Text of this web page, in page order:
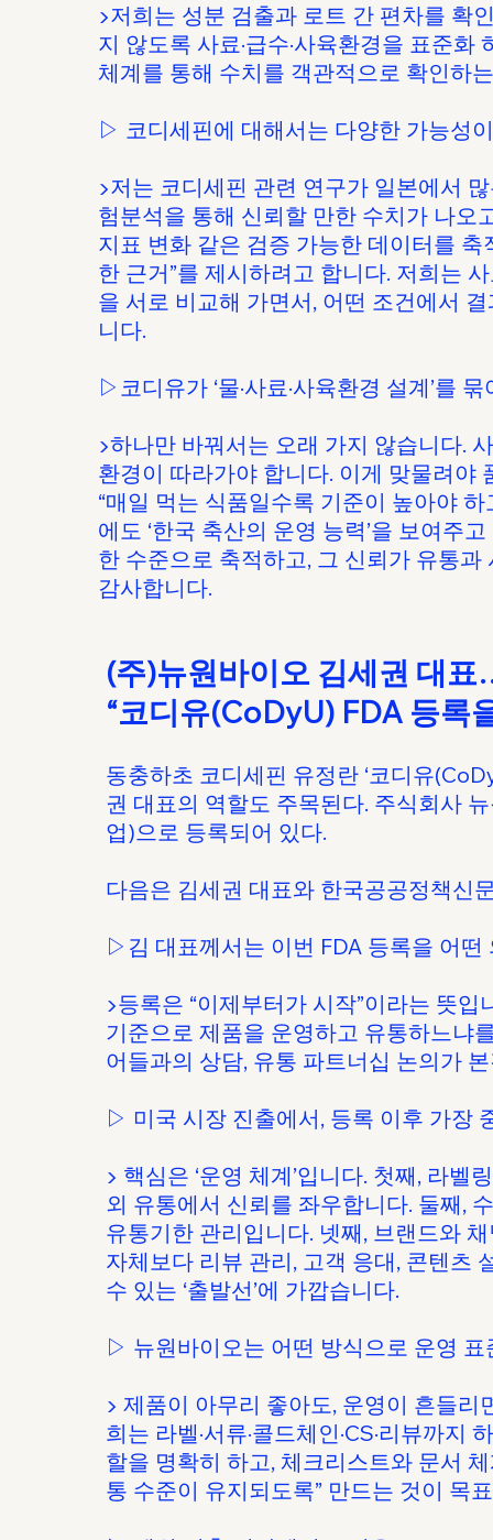
▶저희는 성분 검출과 로트 간 편차를 확
지 않도록 사료·급수·사육환경을 표준
체계를 통해 수치를 객관적으로 확인하
▷ 코디세핀에 대해서는 다양한 가능성
▶저는 코디세핀 관련 연구가 일본에서
험분석을 통해 신뢰할 만한 수치가 나오
지표 변화 같은 검증 가능한 데이터를
한 근거”를 제시하려고 합니다. 저희는
을 서로 비교해 가면서, 어떤 조건에서
니다.
▷코디유가 ‘물·사료·사육환경 설계’를
▶하나만 바꿔서는 오래 가지 않습니다.
환경이 따라가야 합니다. 이게 맞물려야
“매일 먹는 식품일수록 기준이 높아야
에도 ‘한국 축산의 운영 능력’을 보여주
한 수준으로 축적하고, 그 신뢰가 유통
감사합니다.
(주)뉴원바이오 김세권 대
“코디유(CoDyU) FDA 등록
동충하초 코디세핀 유정란 ‘코디유
권 대표의 역할도 주목된다. 주식회사
업)으로 등록되어 있다.
다음은 김세권 대표와 한국공공정책신
▷김 대표께서는 이번 FDA 등록을 어떤
▶등록은 “이제부터가 시작”이라는 뜻
기준으로 제품을 운영하고 유통하느냐
어들과의 상담, 유통 파트너십 논의가
▷ 미국 시장 진출에서, 등록 이후 가장
▶ 핵심은 ‘운영 체계’입니다. 첫째, 라
외 유통에서 신뢰를 좌우합니다. 둘째,
유통기한 관리입니다. 넷째, 브랜드와
자체보다 리뷰 관리, 고객 응대, 콘텐츠
수 있는 ‘출발선’에 가깝습니다.
▷ 뉴원바이오는 어떤 방식으로 운영 표
▶ 제품이 아무리 좋아도, 운영이 흔들
희는 라벨·서류·콜드체인·CS·리뷰까
할을 명확히 하고, 체크리스트와 문서
통 수준이 유지되도록” 만드는 것이 목